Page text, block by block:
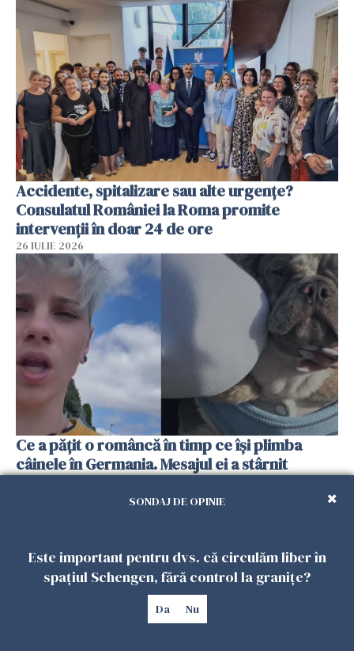
Accidente, spitalizare sau alte urgențe?
Consulatul României la Roma promite
intervenții în doar 24 de ore
26 IULIE 2026
Ce a pățit o româncă în timp ce își plimba
câinele în Germania. Mesajul ei a stârnit
dezbateri aprinse
SONDAJ DE OPINIE
Este important pentru dvs. că circulăm liber în
spațiul Schengen, fără control la granițe?
Da Nu